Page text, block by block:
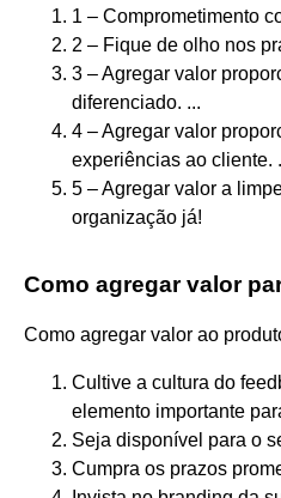
1 – Comprometimento
2 – Fique de olho nos
3 – Agregar valor
diferenciado. ...
4 – Agregar valor
experiências ao cliente.
5 – Agregar valor a
organização já!
Como agregar valor
Como agregar valor ao
Cultive a cultura do
elemento importante
Seja disponível para o
Cumpra os prazos